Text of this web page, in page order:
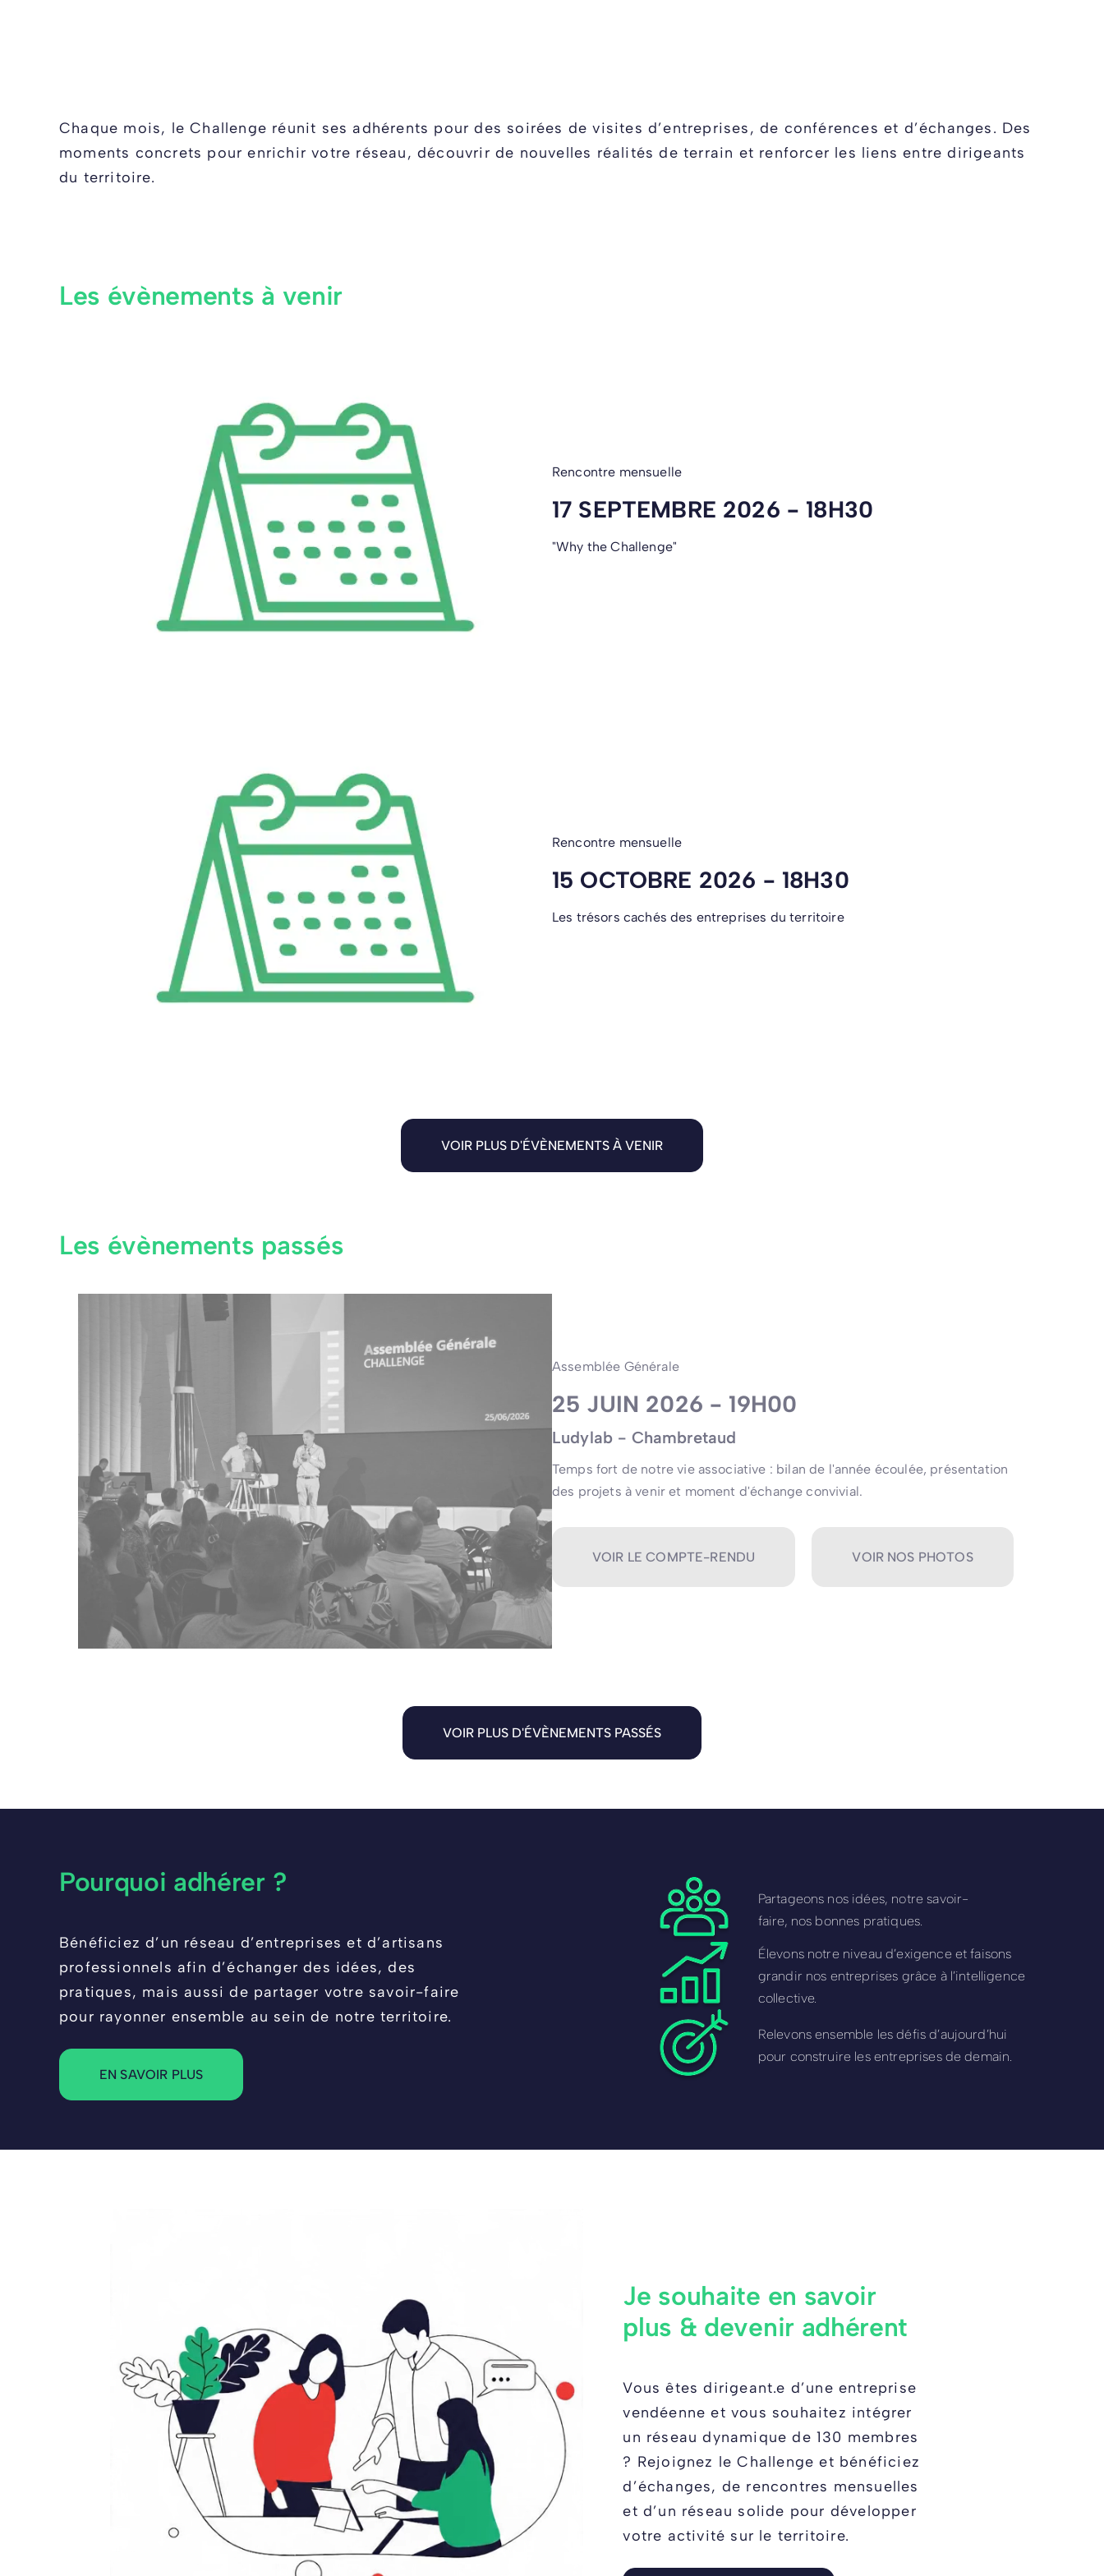
Chaque mois, le Challenge réunit ses adhérents pour des soirées de visites d’entreprises, de conférences et d’échanges. Des
moments concrets pour enrichir votre réseau, découvrir de nouvelles réalités de terrain et renforcer les liens entre dirigeants
du territoire.
Les évènements à venir
Rencontre mensuelle
17 SEPTEMBRE 2026 - 18H30
"Why the Challenge"
Rencontre mensuelle
15 OCTOBRE 2026 - 18H30
Les trésors cachés des entreprises du territoire
VOIR PLUS D'ÉVÈNEMENTS À VENIR
Les évènements passés
Assemblée Générale
25 JUIN 2026 - 19H00
Ludylab - Chambretaud
Temps fort de notre vie associative : bilan de l'année écoulée, présentation
des projets à venir et moment d'échange convivial.
VOIR LE COMPTE-RENDU VOIR NOS PHOTOS
VOIR PLUS D'ÉVÈNEMENTS PASSÉS
Pourquoi adhérer ?
Bénéficiez d’un réseau d’entreprises et d’artisans
professionnels afin d’échanger des idées, des
pratiques, mais aussi de partager votre savoir-faire
pour rayonner ensemble au sein de notre territoire.
EN SAVOIR PLUS
Partageons nos idées, notre savoir-
faire, nos bonnes pratiques.
Élevons notre niveau d’exigence et faisons
grandir nos entreprises grâce à l’intelligence
collective.
Relevons ensemble les défis d’aujourd’hui
pour construire les entreprises de demain.
Je souhaite en savoir
plus & devenir adhérent
Vous êtes dirigeant.e d’une entreprise
vendéenne et vous souhaitez intégrer
un réseau dynamique de 130 membres
? Rejoignez le Challenge et bénéficiez
d’échanges, de rencontres mensuelles
et d’un réseau solide pour développer
votre activité sur le territoire.